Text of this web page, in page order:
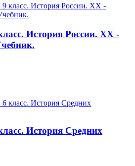
История России. XX -
История Средних